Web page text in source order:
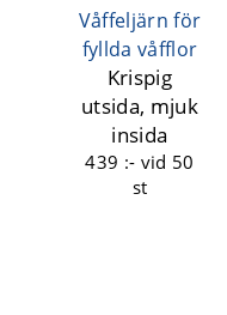
Våffeljärn för
fyllda våfflor
Krispig
utsida, mjuk
insida
439 :- vid 50
st